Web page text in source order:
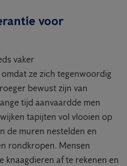
voor
vaker
ze zich tegenwoordig
bewust zijn van
tijd aanvaardde men
tapijten vol vlooien op
de muren nestelden en
rondkropen. Mensen
knaagdieren af te rekenen en